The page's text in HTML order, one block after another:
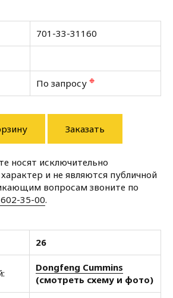
701-33-31160
По запросу ❉
Заказать
носят исключительно
и не являются публичной
вопросам звоните по
35-00.
26
Dongfeng Cummins
(смотреть схему и фото)